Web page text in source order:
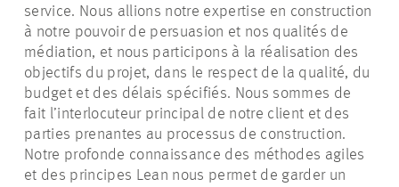
service. Nous allions notre expertise en construction
à notre pouvoir de persuasion et nos qualités de
médiation, et nous participons à la réalisation des
objectifs du projet, dans le respect de la qualité, du
budget et des délais spécifiés. Nous sommes de
fait l’interlocuteur principal de notre client et des
parties prenantes au processus de construction.
Notre profonde connaissance des méthodes agiles
et des principes Lean nous permet de garder un